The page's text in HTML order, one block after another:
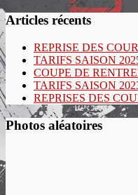
Articles récents
REPRISE DES
TARIFS SAISON
COUPE DE
TARIFS SAISON
REPRISES DES
Photos aléatoires